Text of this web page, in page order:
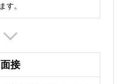
ます。
面接